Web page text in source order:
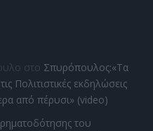
στο Σπυρόπουλος:«Τα
Πολιτιστικές εκδηλώσεις
από πέρυσι» (video)
του